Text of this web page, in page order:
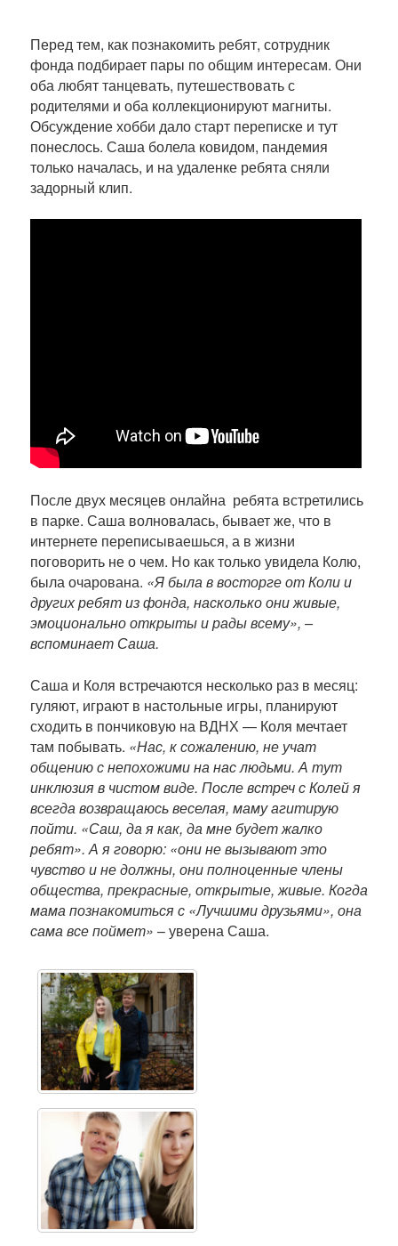
Перед тем, как познакомить ребят, сотрудник
фонда подбирает пары по общим интересам. Они
оба любят танцевать, путешествовать с
родителями и оба коллекционируют магниты.
Обсуждение хобби дало старт переписке и тут
понеслось. Саша болела ковидом, пандемия
только началась, и на удаленке ребята сняли
задорный клип.
После двух месяцев онлайна ребята встретились
в парке. Саша волновалась, бывает же, что в
интернете переписываешься, а в жизни
поговорить не о чем. Но как только увидела Колю,
была очарована. «Я была в восторге от Коли и
других ребят из фонда, насколько они живые,
эмоционально открыты и рады всему», –
вспоминает Саша.
Саша и Коля встречаются несколько раз в месяц:
гуляют, играют в настольные игры, планируют
сходить в пончиковую на ВДНХ — Коля мечтает
там побывать. «Нас, к сожалению, не учат
общению с непохожими на нас людьми. А тут
инклюзия в чистом виде. После встреч с Колей я
всегда возвращаюсь веселая, маму агитирую
пойти. «Саш, да я как, да мне будет жалко
ребят». А я говорю: «они не вызывают это
чувство и не должны, они полноценные члены
общества, прекрасные, открытые, живые. Когда
мама познакомиться с «Лучшими друзьями», она
сама все поймет» – уверена Саша.